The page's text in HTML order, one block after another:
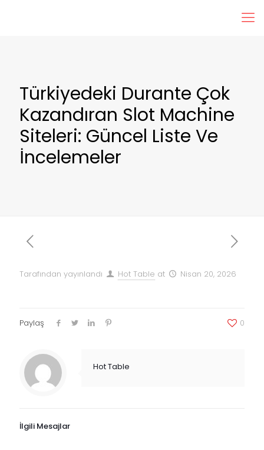
Türkiyedeki Durante Çok
Kazandıran Slot Machine
Siteleri: Güncel Liste Ve
İncelemeler
Tarafından yayınlandı Hot Table at Nisan 20, 2026
Paylaş 0
Hot Table
İlgili Mesajlar